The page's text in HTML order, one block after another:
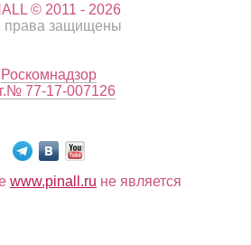
© 2011 - 2026
права защищены
Роскомнадзор
77-17-007126
www.pinall.ru не является